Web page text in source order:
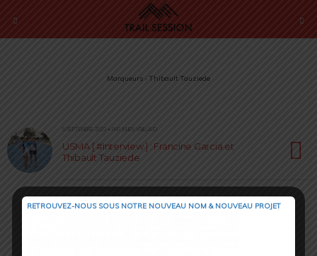
Marqueurs › Thibault Tauziede
5 SEPTEMBRE 2023 • PAR JULIEN VRILLAUD
USMA [ #Interview ] : Francine Garcia et
Thibault Tauziede
RETROUVEZ-NOUS SOUS NOTRE NOUVEAU NOM & NOUVEAU PROJET